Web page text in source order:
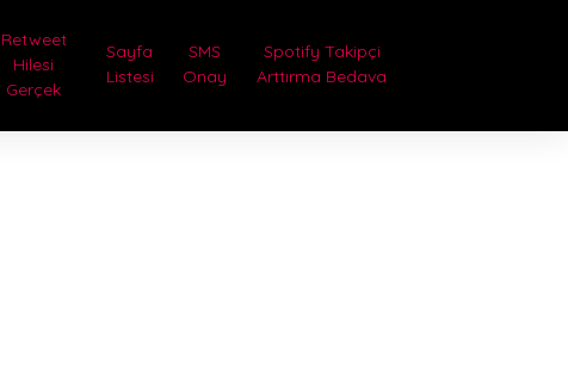
Retweet
Hilesi
Gerçek
Sayfa
Listesi
SMS
Onay
Spotify Takipçi
Arttırma Bedava